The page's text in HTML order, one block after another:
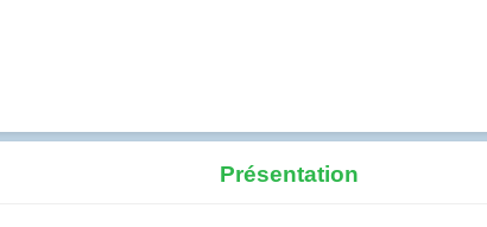
Présentation